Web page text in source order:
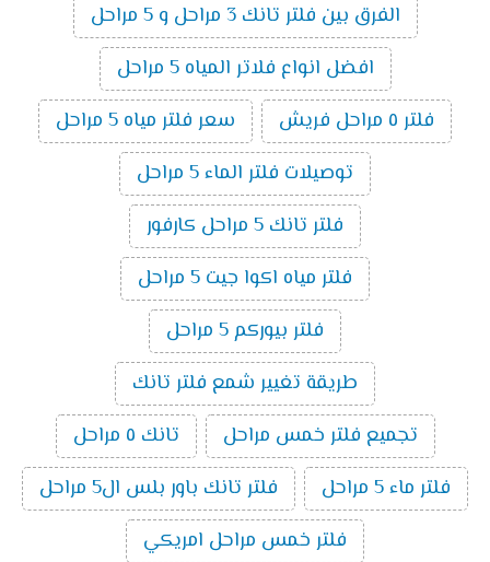
الفرق بين فلتر تانك 3 مراحل و 5 مراحل
افضل انواع فلاتر المياه 5 مراحل
فلتر ٥ مراحل فريش
سعر فلتر مياه 5 مراحل
توصيلات فلتر الماء 5 مراحل
فلتر تانك 5 مراحل كارفور
فلتر مياه اكوا جيت 5 مراحل
فلتر بيوركم 5 مراحل
طريقة تغيير شمع فلتر تانك
تجميع فلتر خمس مراحل
تانك ٥ مراحل
فلتر ماء 5 مراحل
فلتر تانك باور بلس ال5 مراحل
فلتر خمس مراحل امريكي